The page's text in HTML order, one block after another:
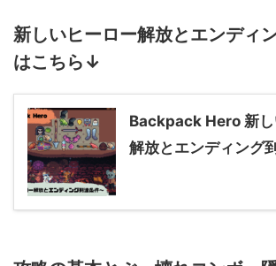
新しいヒーロー解放とエンディ
はこちら↓
Backpack Hero 新し
解放とエンディング